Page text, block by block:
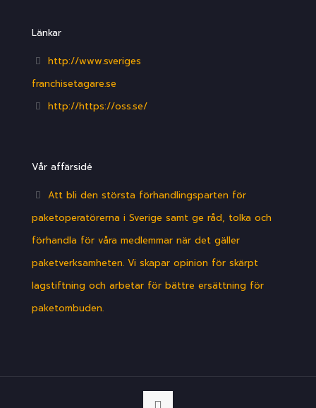
Länkar
http://www.sveriges
franchisetagare.se
http://https://oss.se/
Vår affärsidé
Att bli den största förhandlingsparten för
paketoperatörerna i Sverige samt ge råd, tolka och
förhandla för våra medlemmar när det gäller
paketverksamheten. Vi skapar opinion för skärpt
lagstiftning och arbetar för bättre ersättning för
paketombuden.